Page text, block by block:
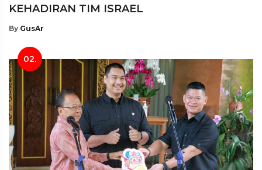
KEHADIRAN TIM ISRAEL
By GusAr
02.